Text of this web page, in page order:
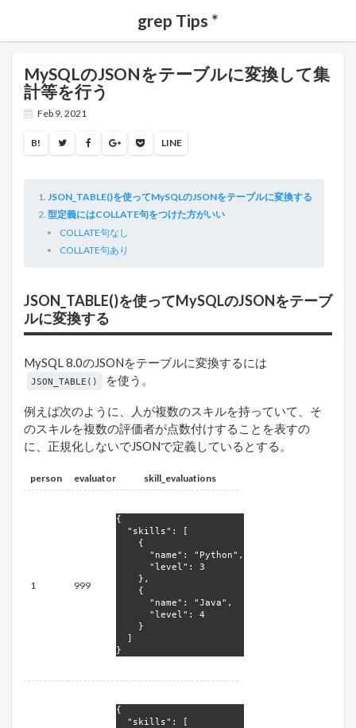
grep Tips *
MySQLのJSONをテーブルに変換して集
計等を行う
Feb 9, 2021
B! LINE
JSON_TABLE()を使ってMySQLのJSONをテーブルに変換する
型定義にはCOLLATE句をつけた方がいい
COLLATE句なし
COLLATE句あり
JSON_TABLE()を使ってMySQLのJSONをテーブ
ルに変換する
MySQL 8.0のJSONをテーブルに変換するには
JSON_TABLE() を使う。
例えば次のように、人が複数のスキルを持っていて、そ
のスキルを複数の評価者が点数付けすることを表すの
に、正規化しないでJSONで定義しているとする。
person evaluator skill_evaluations
1 999
{
  "skills": [
    {
      "name": "Python",
      "level": 3
    },
    {
      "name": "Java",
      "level": 4
    }
}
{
  "skills": [